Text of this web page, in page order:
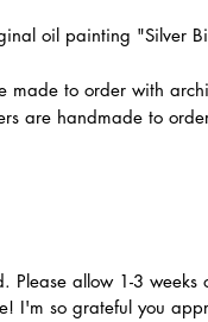
oil painting "Silver
made to order with
are handmade to
Please allow 1-3
I'm so grateful you